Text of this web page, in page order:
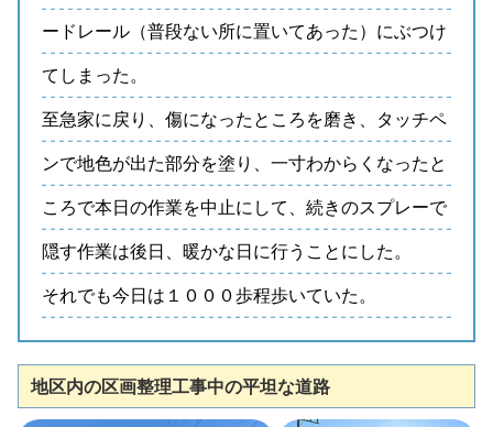
ードレール（普段ない所に置いてあった）にぶつけ
てしまった。
至急家に戻り、傷になったところを磨き、タッチペ
ンで地色が出た部分を塗り、一寸わからくなったと
ころで本日の作業を中止にして、続きのスプレーで
隠す作業は後日、暖かな日に行うことにした。
それでも今日は１０００歩程歩いていた。
地区内の区画整理工事中の平坦な道路